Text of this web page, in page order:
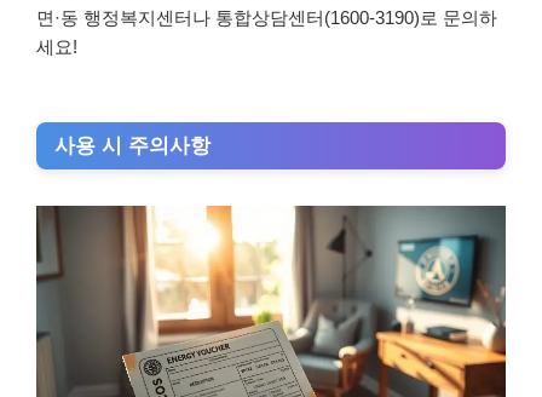
면·동 행정복지센터나 통합상담센터(1600-3190)로 문의하
세요!
사용 시 주의사항